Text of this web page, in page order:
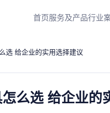
首页服务及产品行业
选 给企业的实用选择建议
么选 给企业的